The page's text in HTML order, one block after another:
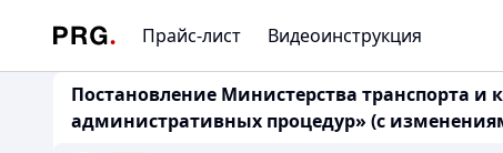
Прайс-лист Видеоинструкция
Постановление Министерства транспорта
административных процедур» (с